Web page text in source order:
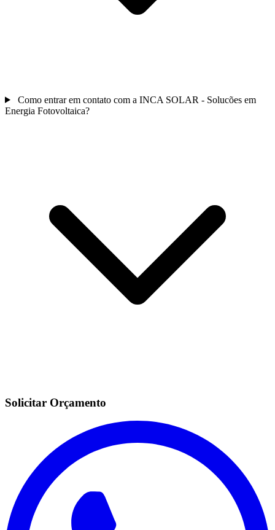
Como entrar em contato com a INCA SOLAR - Solucões em
Energia Fotovoltaica?
Solicitar Orçamento